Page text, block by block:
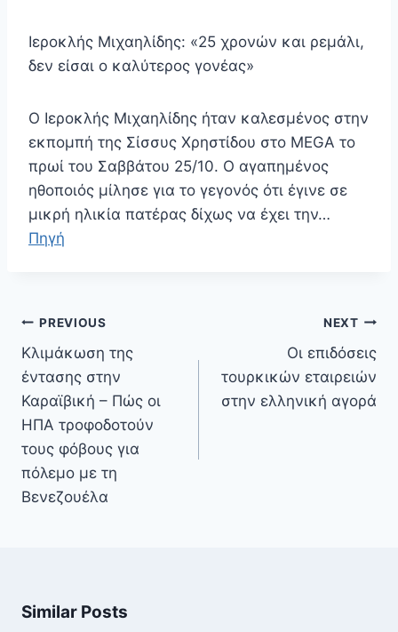
Ιεροκλής Μιχαηλίδης: «25 χρονών και ρεμάλι,
δεν είσαι ο καλύτερος γονέας»
Ο Ιεροκλής Μιχαηλίδης ήταν καλεσμένος στην
εκπομπή της Σίσσυς Χρηστίδου στο MEGA το
πρωί του Σαββάτου 25/10. Ο αγαπημένος
ηθοποιός μίλησε για το γεγονός ότι έγινε σε
μικρή ηλικία πατέρας δίχως να έχει την…
Πηγή
Πλοήγηση
άρθρων
PREVIOUS
Κλιμάκωση της
έντασης στην
Καραϊβική – Πώς οι
ΗΠΑ τροφοδοτούν
τους φόβους για
πόλεμο με τη
Βενεζουέλα
NEXT
Οι επιδόσεις
τουρκικών εταιρειών
στην ελληνική αγορά
Similar Posts